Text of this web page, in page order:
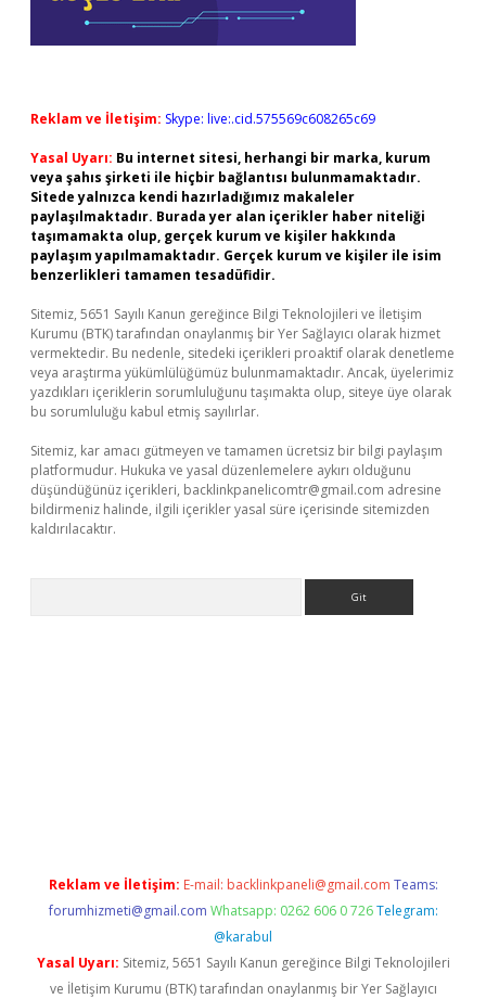
Reklam ve İletişim: Skype: live:.cid.575569c608265c69
Yasal Uyarı: Bu internet sitesi, herhangi bir marka, kurum
veya şahıs şirketi ile hiçbir bağlantısı bulunmamaktadır.
Sitede yalnızca kendi hazırladığımız makaleler
paylaşılmaktadır. Burada yer alan içerikler haber niteliği
taşımamakta olup, gerçek kurum ve kişiler hakkında
paylaşım yapılmamaktadır. Gerçek kurum ve kişiler ile isim
benzerlikleri tamamen tesadüfidir.
Sitemiz, 5651 Sayılı Kanun gereğince Bilgi Teknolojileri ve İletişim
Kurumu (BTK) tarafından onaylanmış bir Yer Sağlayıcı olarak hizmet
vermektedir. Bu nedenle, sitedeki içerikleri proaktif olarak denetleme
veya araştırma yükümlülüğümüz bulunmamaktadır. Ancak, üyelerimiz
yazdıkları içeriklerin sorumluluğunu taşımakta olup, siteye üye olarak
bu sorumluluğu kabul etmiş sayılırlar.
Sitemiz, kar amacı gütmeyen ve tamamen ücretsiz bir bilgi paylaşım
platformudur. Hukuka ve yasal düzenlemelere aykırı olduğunu
düşündüğünüz içerikleri, backlinkpanelicomtr@gmail.com adresine
bildirmeniz halinde, ilgili içerikler yasal süre içerisinde sitemizden
kaldırılacaktır.
Reklam ve İletişim: E-mail: backlinkpaneli@gmail.com Teams:
forumhizmeti@gmail.com Whatsapp: 0262 606 0 726 Telegram:
@karabul
Yasal Uyarı: Sitemiz, 5651 Sayılı Kanun gereğince Bilgi Teknolojileri
ve İletişim Kurumu (BTK) tarafından onaylanmış bir Yer Sağlayıcı